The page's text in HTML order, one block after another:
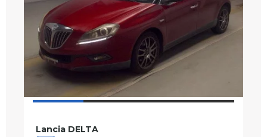
Lancia DELTA